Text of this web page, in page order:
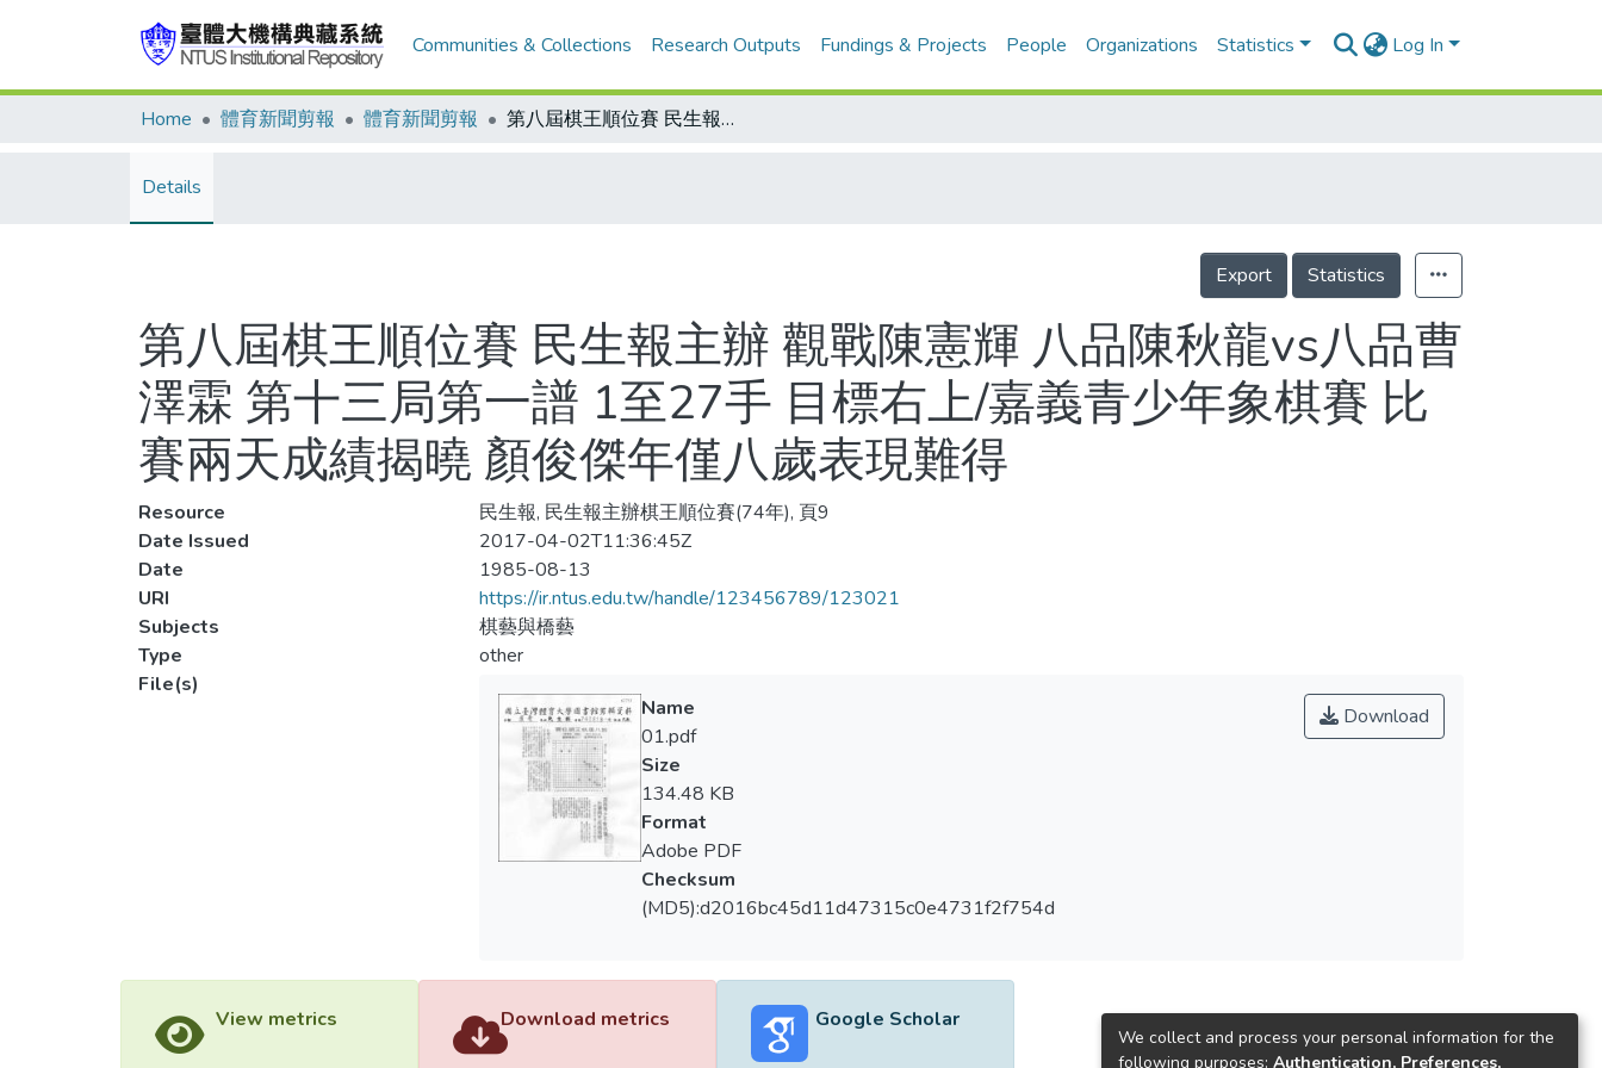
Communities & Collections Research Outputs Fundings & Projects People Organizations Statistics Log In
Home 體育新聞剪報 體育新聞剪報 第八屆棋王順位賽 民生報主辦 觀戰陳憲輝 八品陳秋龍vs八品曹澤霖 第十三局第一譜 1至27手 目標右上/嘉義青少年象棋賽 比賽兩天成績揭曉 顏俊傑年僅八歲表現難得
Details
Export Statistics
第八屆棋王順位賽 民生報主辦 觀戰陳憲輝 八品陳秋龍vs八品曹
澤霖 第十三局第一譜 1至27手 目標右上/嘉義青少年象棋賽 比
賽兩天成績揭曉 顏俊傑年僅八歲表現難得
Resource
民生報, 民生報主辦棋王順位賽(74年), 頁9
Date Issued
2017-04-02T11:36:45Z
Date
1985-08-13
URI
https://ir.ntus.edu.tw/handle/123456789/123021
Subjects
棋藝與橋藝
Type
other
File(s)
Download
Name
01.pdf
Size
134.48 KB
Format
Adobe PDF
Checksum
(MD5):d2016bc45d11d47315c0e4731f2f754d
View metrics Download metrics Google Scholar
We collect and process your personal information for the
following purposes: Authentication, Preferences,